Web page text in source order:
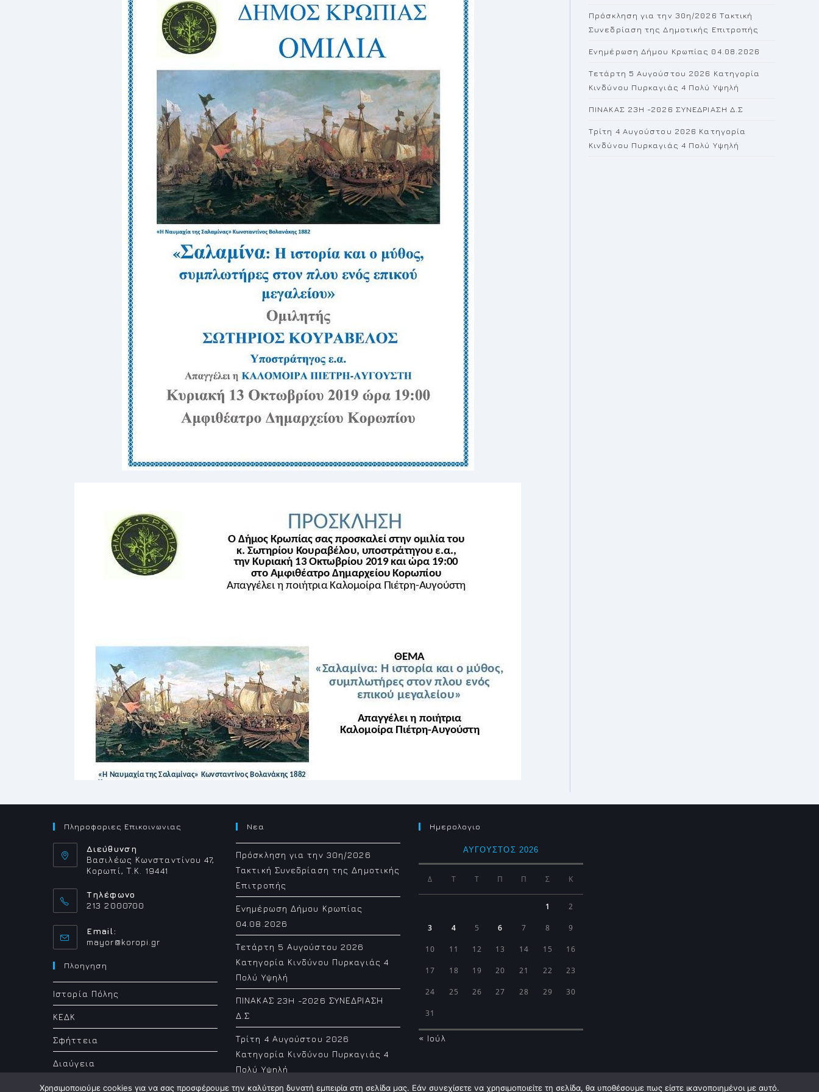
Πρόσκληση για την 30η/2026 Τακτική
Συνεδρίαση της Δημοτικής Επιτροπής
Ενημέρωση Δήμου Κρωπίας 04.08.2026
Τετάρτη 5 Αυγούστου 2026 Κατηγορία
Κινδύνου Πυρκαγιάς 4 Πολύ Υψηλή
ΠΙΝΑΚΑΣ 23H -2026 ΣΥΝΕΔΡΙΑΣΗ Δ.Σ
Τρίτη 4 Αυγούστου 2026 Κατηγορία
Κινδύνου Πυρκαγιάς 4 Πολύ Υψηλή
Πληροφοριες Επικοινωνιας
Διεύθυνση
Βασιλέως Κωνσταντίνου 47,
Κορωπί, Τ.Κ. 19441
Τηλέφωνο
213 2000700
Email:
mayor@koropi.gr
Πλοηγηση
Ιστορία Πόλης
ΚΕΔΚ
Σφήττεια
Διαύγεια
Νεα
Πρόσκληση για την 30η/2026
Τακτική Συνεδρίαση της Δημοτικής
Επιτροπής
Ενημέρωση Δήμου Κρωπίας
04.08.2026
Τετάρτη 5 Αυγούστου 2026
Κατηγορία Κινδύνου Πυρκαγιάς 4
Πολύ Υψηλή
ΠΙΝΑΚΑΣ 23H -2026 ΣΥΝΕΔΡΙΑΣΗ
Δ.Σ
Τρίτη 4 Αυγούστου 2026
Κατηγορία Κινδύνου Πυρκαγιάς 4
Πολύ Υψηλή
Ημερολογιο
ΑΎΓΟΥΣΤΟΣ 2026
Δ Τ Τ Π Π Σ Κ
1 2
3 4 5 6 7 8 9
10 11 12 13 14 15 16
17 18 19 20 21 22 23
24 25 26 27 28 29 30
31
« Ιούλ
Χρησιμοποιούμε cookies για να σας προσφέρουμε την καλύτερη δυνατή εμπειρία στη σελίδα μας. Εάν συνεχίσετε να χρησιμοποιείτε τη σελίδα, θα υποθέσουμε πως είστε ικανοποιημένοι με αυτό.